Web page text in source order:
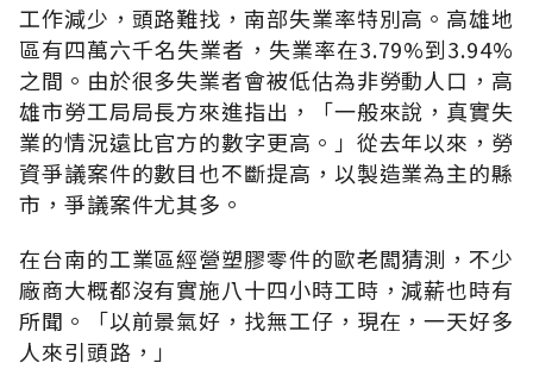
工作減少，頭路難找，南部失業率特別高。高雄地
區有四萬六千名失業者，失業率在3.79%到3.94%
之間。由於很多失業者會被低估為非勞動人口，高
雄市勞工局局長方來進指出，「一般來說，真實失
業的情況遠比官方的數字更高。」從去年以來，勞
資爭議案件的數目也不斷提高，以製造業為主的縣
市，爭議案件尤其多。
在台南的工業區經營塑膠零件的歐老闆猜測，不少
廠商大概都沒有實施八十四小時工時，減薪也時有
所聞。「以前景氣好，找無工仔，現在，一天好多
人來引頭路，」